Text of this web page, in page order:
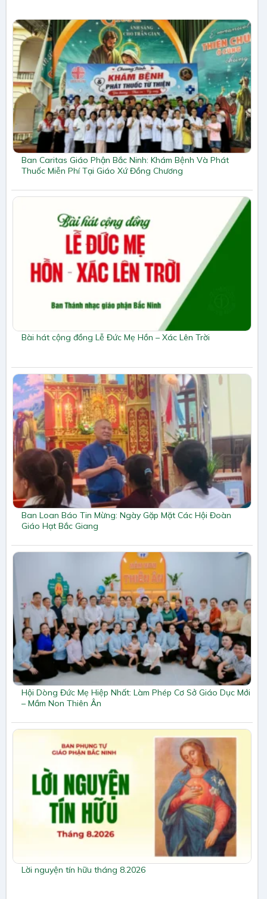
Ban Caritas Giáo Phận Bắc Ninh: Khám Bệnh Và Phát
Thuốc Miễn Phí Tại Giáo Xứ Đồng Chương
Bài hát cộng đồng Lễ Đức Mẹ Hồn – Xác Lên Trời
Ban Loan Báo Tin Mừng: Ngày Gặp Mặt Các Hội Đoàn
Giáo Hạt Bắc Giang
Hội Dòng Đức Mẹ Hiệp Nhất: Làm Phép Cơ Sở Giáo Dục Mới
– Mầm Non Thiên Ân
Lời nguyện tín hữu tháng 8.2026